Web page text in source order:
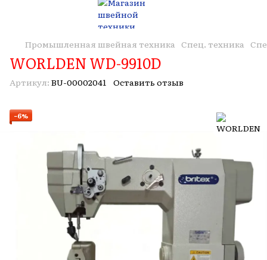
Промышленная швейная техника Спец. техника
WORLDEN WD-9910D
Артикул: BU-00002041 Оставить отзыв
−6%